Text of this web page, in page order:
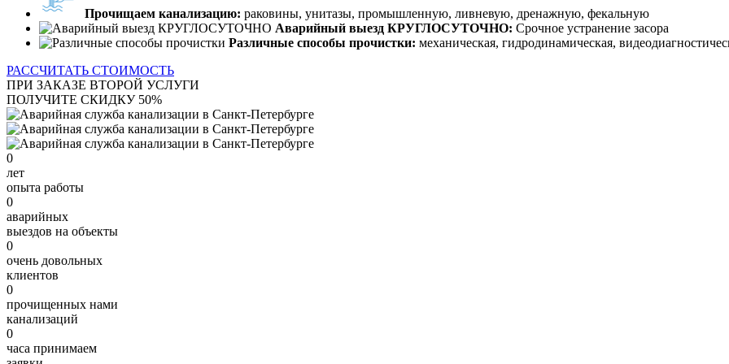
Прочищаем канализацию: раковины, унитазы, промышленную, ливневую, дренажную, фекальную
Аварийный выезд КРУГЛОСУТОЧНО: Срочное устранение засора
Различные способы прочистки: механическая, гидродинамическая,
РАССЧИТАТЬ СТОИМОСТЬ
ПРИ ЗАКАЗЕ ВТОРОЙ УСЛУГИ
ПОЛУЧИТЕ СКИДКУ 50%
0
лет
опыта работы
0
аварийных
выездов на объекты
0
очень довольных
клиентов
0
прочищенных нами
канализаций
0
часа принимаем